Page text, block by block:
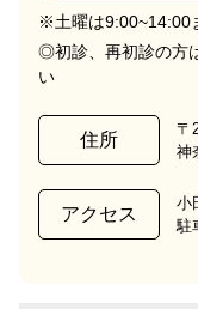
※土曜は9:00~14:00
◎初診、再初診の方
い
住所
〒
神
アクセス
小
駐